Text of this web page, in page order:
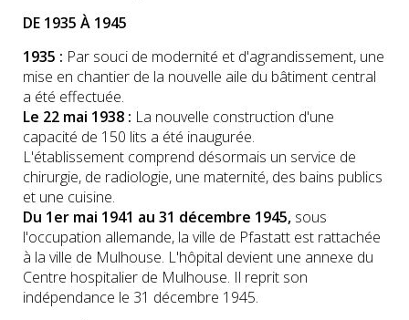
DE 1935 À 1945
1935 : Par souci de modernité et d'agrandissement, une
mise en chantier de la nouvelle aile du bâtiment central
a été effectuée.
Le 22 mai 1938 : La nouvelle construction d'une
capacité de 150 lits a été inaugurée.
L'établissement comprend désormais un service de
chirurgie, de radiologie, une maternité, des bains publics
et une cuisine.
Du 1er mai 1941 au 31 décembre 1945, sous
l'occupation allemande, la ville de Pfastatt est rattachée
à la ville de Mulhouse. L'hôpital devient une annexe du
Centre hospitalier de Mulhouse. Il reprit son
indépendance le 31 décembre 1945.